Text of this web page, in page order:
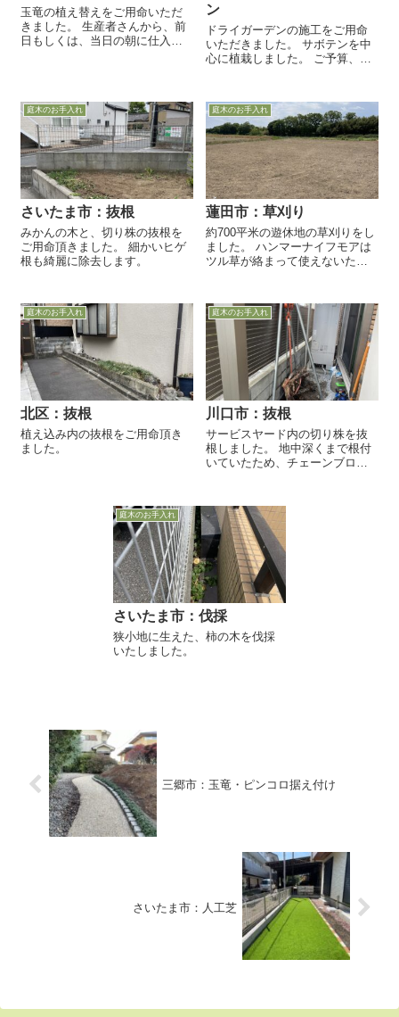
玉竜の植え替えをご用命いただ
きました。 生産者さんから、前
日もしくは、当日の朝に仕入れ
ン
ドライガーデンの施工をご用命
いただきました。 サボテンを中
心に植栽しました。 ご予算、ご
庭木のお手入れ
さいたま市：抜根
みかんの木と、切り株の抜根を
ご用命頂きました。 細かいヒゲ
根も綺麗に除去します。
庭木のお手入れ
蓮田市：草刈り
約700平米の遊休地の草刈りをし
ました。 ハンマーナイフモアは
ツル草が絡まって使えないた
ます。
庭木のお手入れ
北区：抜根
植え込み内の抜根をご用命頂き
ました。
庭木のお手入れ
川口市：抜根
サービスヤード内の切り株を抜
根しました。 地中深くまで根付
いていたため、チェーンブロッ
上げる際に使います。 チェーン
を一方に引くと、木の根を引っ
掛...
庭木のお手入れ
さいたま市：伐採
狭小地に生えた、柿の木を伐採
いたしました。
三郷市：玉竜・ピンコロ据え付け
さいたま市：人工芝